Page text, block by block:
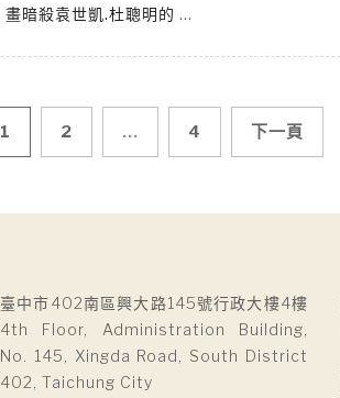
畫暗殺袁世凱.杜聰明的 …
1 2 ... 4 下一頁
臺中市402南區興大路145號行政大樓4樓
4th Floor, Administration Building,
No. 145, Xingda Road, South District
402, Taichung City